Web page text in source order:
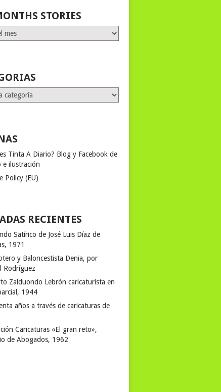
STORIES
Tinta A Diario? Blog y Facebook de
e ilustración
Policy (EU)
RECIENTES
Satírico de José Luis Díaz de
1971
y Baloncestista Denia, por
Rodríguez
Zalduondo Lebrón caricaturista en
1944
años a través de caricaturas de
Caricaturas «El gran reto»,
de Abogados, 1962